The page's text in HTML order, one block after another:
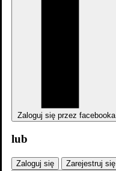
Zaloguj się przez facebooka
lub
Zaloguj się Zarejestruj się